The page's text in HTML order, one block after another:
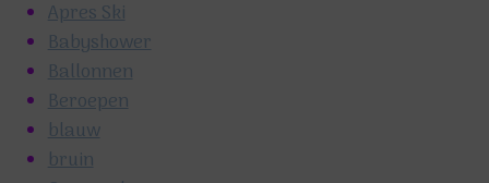
Apres Ski
Babyshower
Ballonnen
Beroepen
blauw
bruin